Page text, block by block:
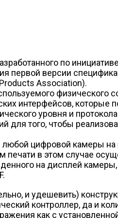
по
первой версии
Association).
физического
интерфейсов, которые
уровня и
для того, чтобы
цифровой камеры на
печати в этом случае
на дисплей камеры,
и удешевить)
контроллер, да и
как с